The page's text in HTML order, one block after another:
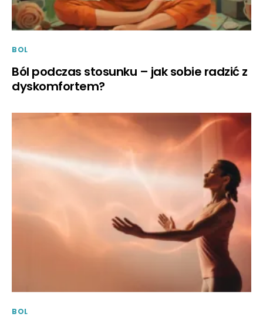
BOL
Ból podczas stosunku – jak sobie radzić z
dyskomfortem?
BOL